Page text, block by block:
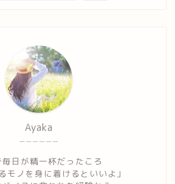
ーーーーーー
Ayaka
日が精一杯だったころ
モノを身に着けるといいよ」